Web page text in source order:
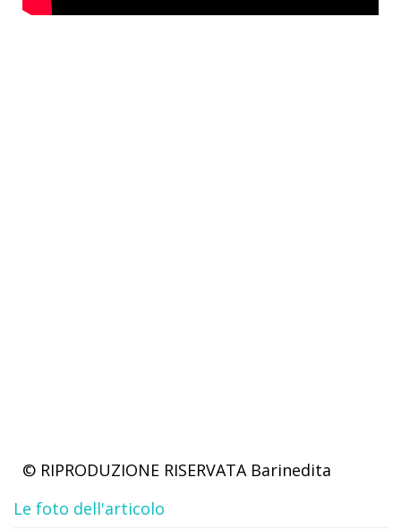
© RIPRODUZIONE RISERVATA Barinedita
Le foto dell'articolo